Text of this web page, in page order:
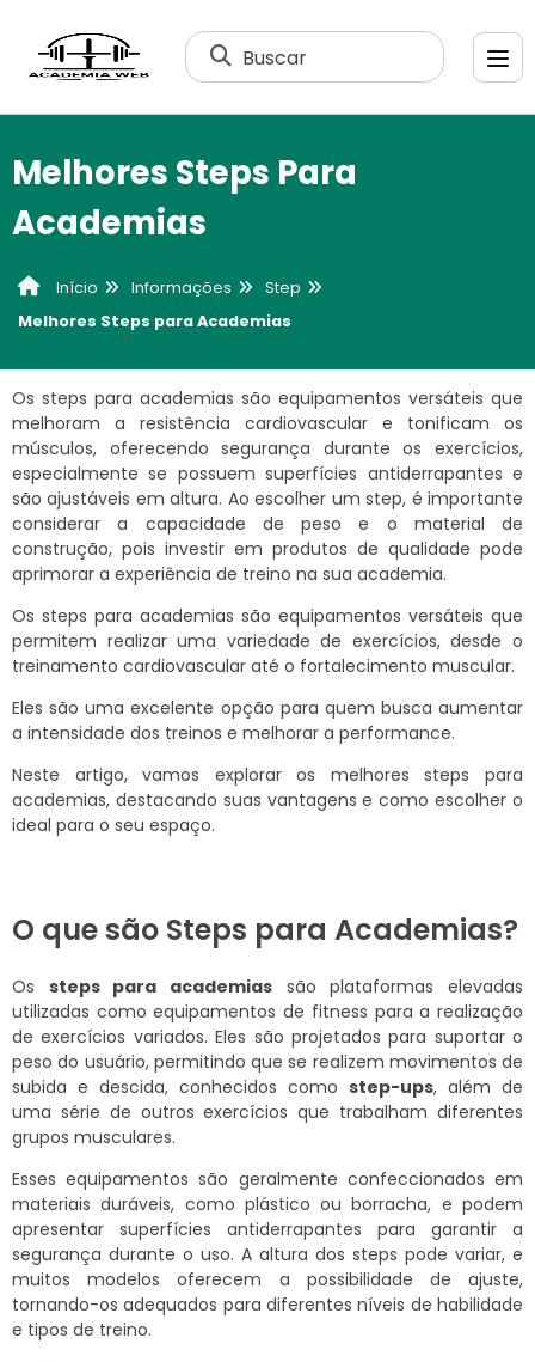
Buscar
Melhores Steps Para
Academias
Início Informações
Step
Melhores Steps para Academias
Os steps para academias são equipamentos versáteis que
melhoram a resistência cardiovascular e tonificam os
músculos, oferecendo segurança durante os exercícios,
especialmente se possuem superfícies antiderrapantes e
são ajustáveis em altura. Ao escolher um step, é importante
considerar a capacidade de peso e o material de
construção, pois investir em produtos de qualidade pode
aprimorar a experiência de treino na sua academia.
Os steps para academias são equipamentos versáteis que
permitem realizar uma variedade de exercícios, desde o
treinamento cardiovascular até o fortalecimento muscular.
Eles são uma excelente opção para quem busca aumentar
a intensidade dos treinos e melhorar a performance.
Neste artigo, vamos explorar os melhores steps para
academias, destacando suas vantagens e como escolher o
ideal para o seu espaço.
O que são Steps para Academias?
Os steps para academias são plataformas elevadas
utilizadas como equipamentos de fitness para a realização
de exercícios variados. Eles são projetados para suportar o
peso do usuário, permitindo que se realizem movimentos de
subida e descida, conhecidos como step-ups, além de
uma série de outros exercícios que trabalham diferentes
grupos musculares.
Esses equipamentos são geralmente confeccionados em
materiais duráveis, como plástico ou borracha, e podem
apresentar superfícies antiderrapantes para garantir a
segurança durante o uso. A altura dos steps pode variar, e
muitos modelos oferecem a possibilidade de ajuste,
tornando-os adequados para diferentes níveis de habilidade
e tipos de treino.